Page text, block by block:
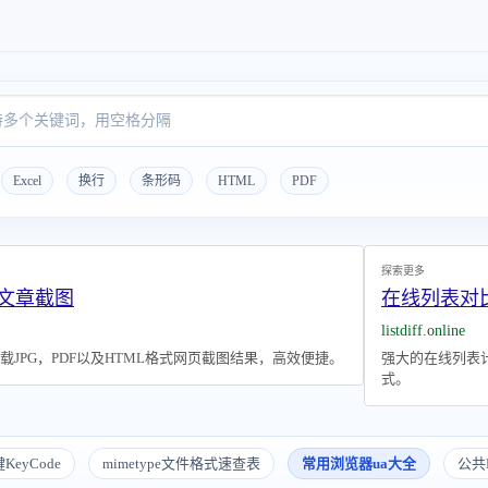
Excel 换行 条形码 HTML PDF
章截图
JPG，PDF以及HTML格式网页截图结果，高效便捷。
探索更多
在线列表对
listdiff.online
强大的在线列表
式。
KeyCode mimetype文件格式速查表 常用浏览器ua大全 公